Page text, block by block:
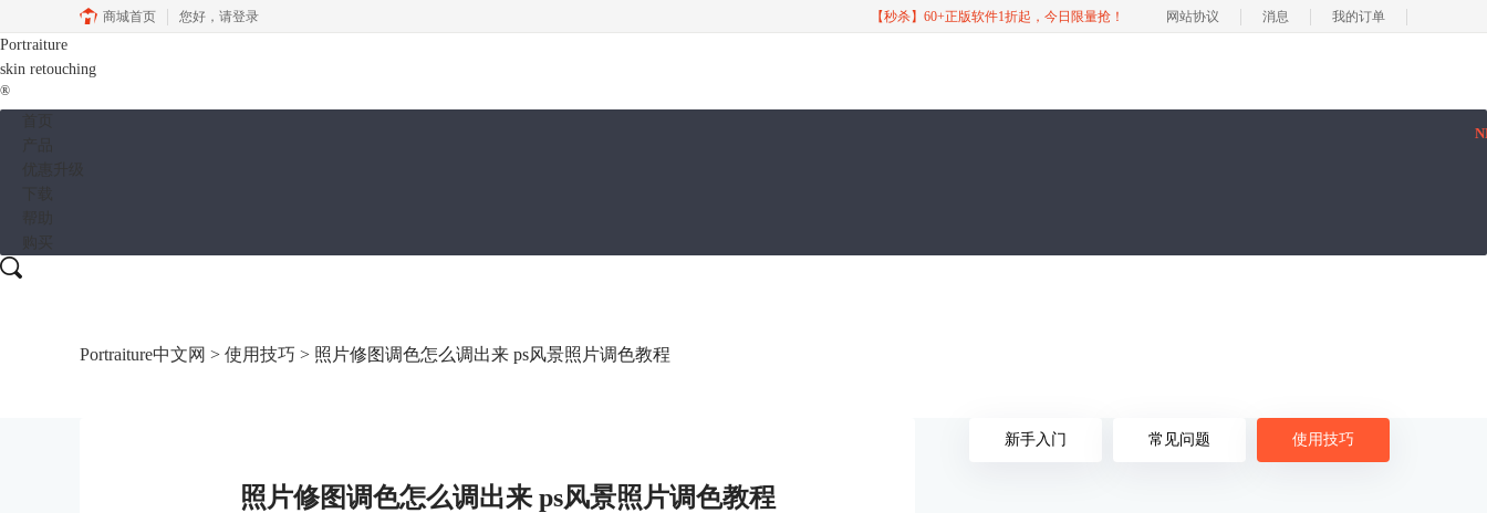
商城首页 您好， 请登录 【秒杀】60+正版软件1折起，今日限量抢！ 网站协议 消息 我的订单
Portraiture
skin retouching
®
Portraiture中文网 > 使用技巧 > 照片修图调色怎么调出来 ps风景照片调色教程
照片修图调色怎么调出来 ps风景照片调色教程
新手入门 常见问题 使用技巧